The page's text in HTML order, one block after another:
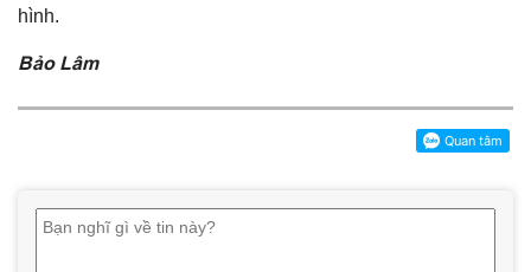
hình.
Bảo Lâm